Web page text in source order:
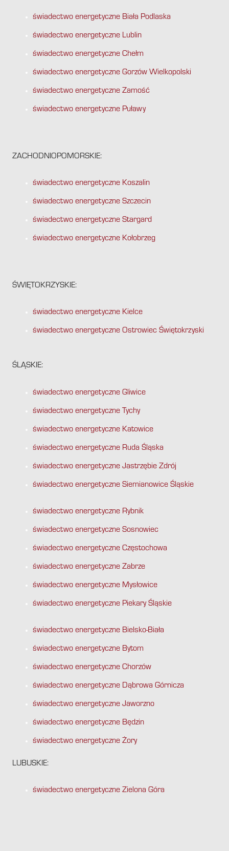
świadectwo energetyczne Biała Podlaska
świadectwo energetyczne Lublin
świadectwo energetyczne Chełm
świadectwo energetyczne Gorzów Wielkopolski
świadectwo energetyczne Zamość
świadectwo energetyczne Puławy
ZACHODNIOPOMORSKIE:
świadectwo energetyczne Koszalin
świadectwo energetyczne Szczecin
świadectwo energetyczne Stargard
świadectwo energetyczne Kołobrzeg
ŚWIĘTOKRZYSKIE:
świadectwo energetyczne Kielce
świadectwo energetyczne Ostrowiec Świętokrzyski
ŚLĄSKIE:
świadectwo energetyczne Gliwice
świadectwo energetyczne Tychy
świadectwo energetyczne Katowice
świadectwo energetyczne Ruda Śląska
świadectwo energetyczne Jastrzębie Zdrój
świadectwo energetyczne Siemianowice Śląskie
świadectwo energetyczne Rybnik
świadectwo energetyczne Sosnowiec
świadectwo energetyczne Częstochowa
świadectwo energetyczne Zabrze
świadectwo energetyczne Mysłowice
świadectwo energetyczne Piekary Śląskie
świadectwo energetyczne Bielsko-Biała
świadectwo energetyczne Bytom
świadectwo energetyczne Chorzów
świadectwo energetyczne Dąbrowa Górnicza
świadectwo energetyczne Jaworzno
świadectwo energetyczne Będzin
świadectwo energetyczne Żory
LUBUSKIE:
świadectwo energetyczne Zielona Góra